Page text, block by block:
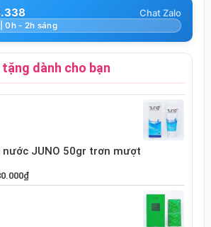
0h - 2h sáng
dành cho bạn
nước JUNO 50gr trơn mượt